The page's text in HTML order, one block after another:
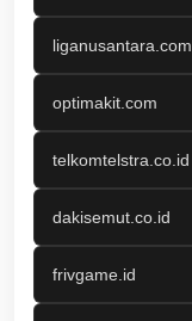
liganusantara.com
optimakit.com
telkomtelstra.co.id
dakisemut.co.id
frivgame.id